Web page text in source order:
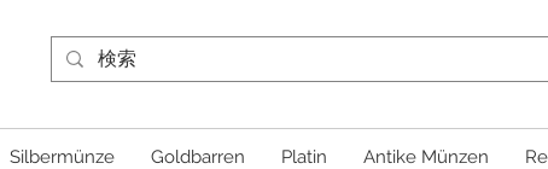
Silbermünze Goldbarren Platin Antike Münzen